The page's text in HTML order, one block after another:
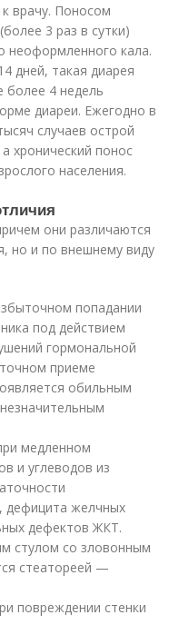
врачу. Поносом
3 раз в сутки)
неоформленного кала.
дней, такая диарея
более 4 недель
диареи. Ежегодно в
случаев острой
хронический понос
населения.
они различаются
но и по внешнему виду
попадании
под действием
гормональной
приеме
обильным
медленном
и углеводов из
дефицита желчных
дефектов ЖКТ.
стулом со зловонным
стеатореей —
повреждении стенки